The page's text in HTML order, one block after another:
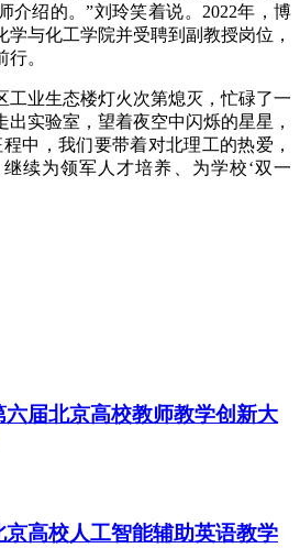
介绍的。”刘玲笑着说。2022年，博
与化工学院并受聘到副教授岗位，
。
工业生态楼灯火次第熄灭，忙碌了一
出实验室，望着夜空中闪烁的星星，
中，我们要带着对北理工的热爱，
续为领军人才培养、为学校‘双一
届北京高校教师教学创新大
高校人工智能辅助英语教学